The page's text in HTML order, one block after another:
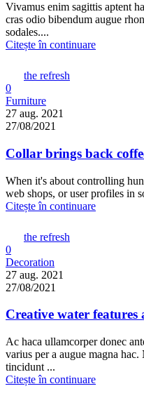
Vivamus enim sagittis aptent
cras odio bibendum augue
sodales....
Citește în continuare
the refresh
0
Furniture
27 aug. 2021
27/08/2021
Collar brings back
When it's about controlling
web shops, or user profiles in
Citește în continuare
the refresh
0
Decoration
27 aug. 2021
27/08/2021
Creative water features
Ac haca ullamcorper donec
varius per a augue magna
tincidunt ...
Citește în continuare